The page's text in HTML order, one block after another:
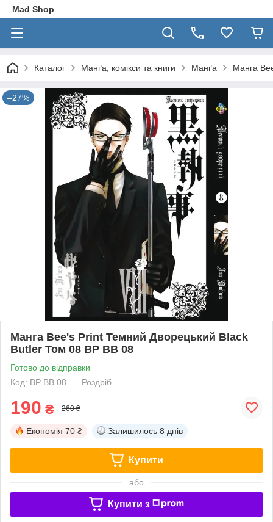
Mad Shop
Каталог Манґа, комікси та книги Манґа Манга
–27%
Манга Bee's Print Темний Дворецький Black
Butler Том 08 BP BB 08
Готово до відправки
Код: BP BB 08
Роздріб
190 ₴ 260 ₴
Економія 70 ₴ Залишилось 8 днів
Купити
або
Купити з